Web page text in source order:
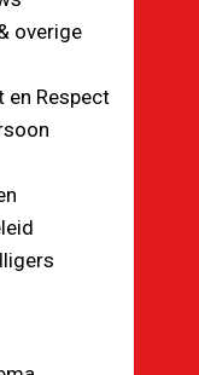
overige
Respect